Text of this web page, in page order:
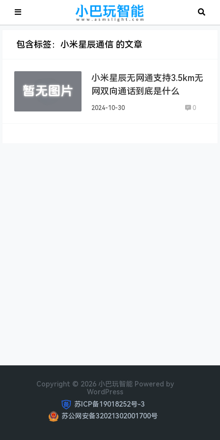
包含标签：小米星辰通信 的文章
小米星辰无网通支持3.5km无
网双向通话到底是什么
2024-10-30 0
Copyright © 2026 小巴玩智能 Powered by
WordPress
苏ICP备19018252号-3
苏公网安备32021302001700号